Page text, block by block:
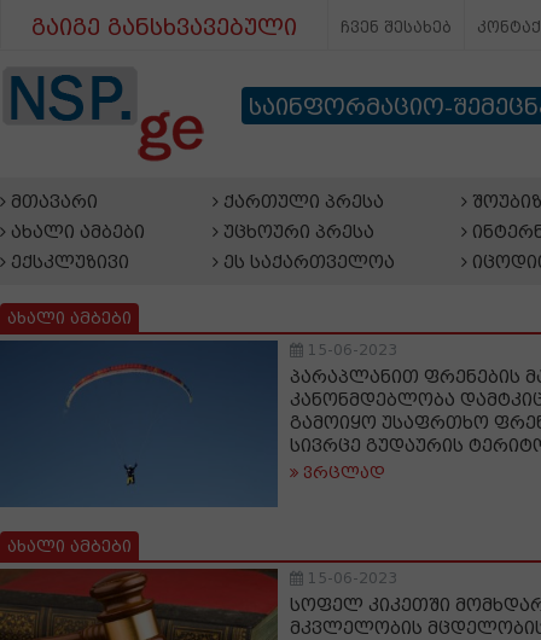
გაიგე განსხვავებული ჩვენ შესახებ
საინფორმაციო-
მთავარი
ახალი ამბები
ექსკლუზივი
ქართული პრესა
უცხოური პრესა
ეს საქართველოა
ახალი ამბები
15-06-2023
პარაპლანით ფრენების
კანონმდებლობა
გამოიყო უსაფრთხო
სივრცე გუდაურის
ვრცლად
ახალი ამბები
15-06-2023
სოფელ კიკეთში
მკვლელობის